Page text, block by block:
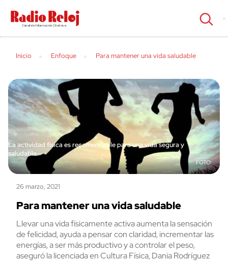
cerrar
Inicio Enfoque Para mantener una vida saludable
La actividad física es recomendable para una vida segura y
saludable
26 marzo, 2021
Para mantener una vida saludable
Llevar una vida físicamente activa aumenta la sensación
de felicidad, ayuda a pensar con claridad, incrementar las
energías, a ser más productivo y a controlar el peso,
aseguró la licenciada en Cultura Física, Dania Rodríguez